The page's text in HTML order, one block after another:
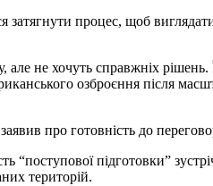
затягнути процес, щоб
але не хочуть справжніх
озброєння після
про готовність до
“поступової підготовки”
територій.